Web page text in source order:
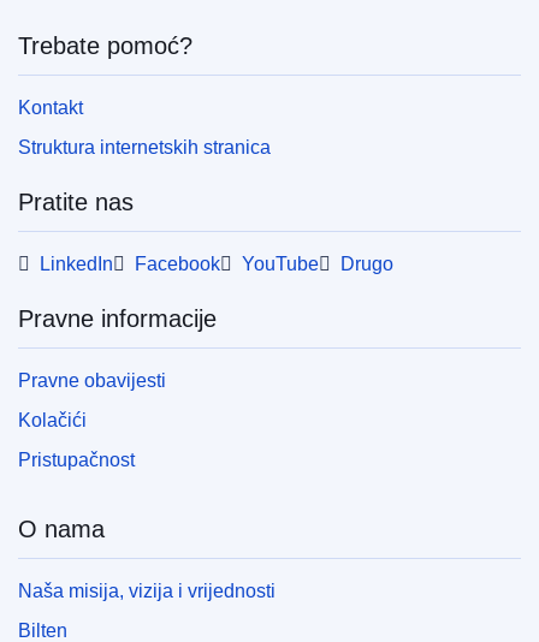
Trebate pomoć?
Kontakt
Struktura internetskih stranica
Pratite nas
LinkedIn Facebook YouTube Drugo
Pravne informacije
Pravne obavijesti
Kolačići
Pristupačnost
O nama
Naša misija, vizija i vrijednosti
Bilten